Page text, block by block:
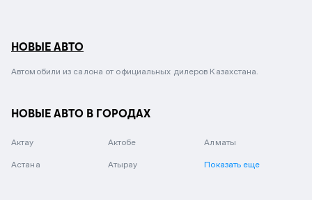
НОВЫЕ АВТО
Автомобили из салона от официальных дилеров Казахстана.
НОВЫЕ АВТО В ГОРОДАХ
Актау Актобе Алматы
Астана Атырау Показать еще